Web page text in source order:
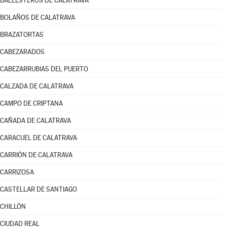
BOLAÑOS DE CALATRAVA
BRAZATORTAS
CABEZARADOS
CABEZARRUBIAS DEL PUERTO
CALZADA DE CALATRAVA
CAMPO DE CRIPTANA
CAÑADA DE CALATRAVA
CARACUEL DE CALATRAVA
CARRIÓN DE CALATRAVA
CARRIZOSA
CASTELLAR DE SANTIAGO
CHILLÓN
CIUDAD REAL